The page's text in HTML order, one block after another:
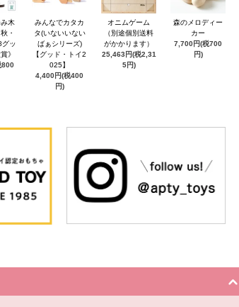
木
・
グッ
》
800
みんなでカタカ
タ(いないいない
ばぁシリーズ)
【グッド・トイ2
025】
4,400円(税400
円)
オニムゲーム
（別途個別送料
がかかります）
25,463円(税2,31
5円)
森のメロディー
カー
7,700円(税700
円)